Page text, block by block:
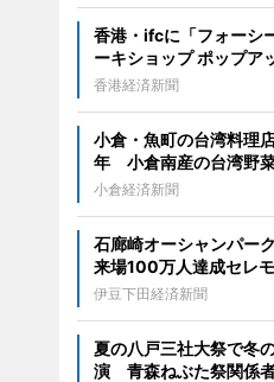
香港・ifcに「フォーシ
ーキショップ ポップア
香港経済新聞
小倉・魚町の台湾料理
年 小倉南産の台湾野
小倉経済新聞
石廊崎オーシャンパー
来場100万人達成セレ
伊豆下田経済新聞
夏の八戸三社大祭で冬
演 青森ねぶた祭関係